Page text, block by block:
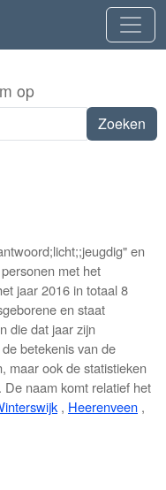
op
en
met het
jaar 2016 in totaal 8
en staat
die dat jaar zijn
betekenis van de
maar ook de statistieken
naam komt relatief het
, Heerenveen ,